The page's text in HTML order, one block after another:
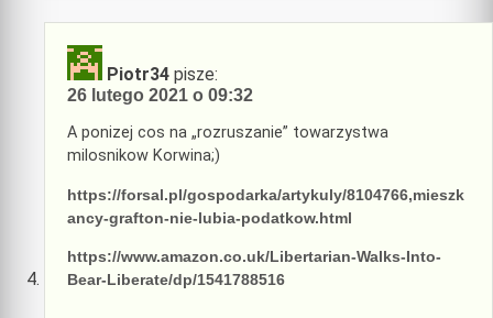
Piotr34 pisze:
26 lutego 2021 o 09:32
A ponizej cos na „rozruszanie” towarzystwa
milosnikow Korwina;)
https://forsal.pl/gospodarka/artykuly/8104766,mieszk
ancy-grafton-nie-lubia-podatkow.html
https://www.amazon.co.uk/Libertarian-Walks-Into-
Bear-Liberate/dp/1541788516